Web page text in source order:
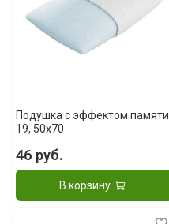
Подушка с эффектом памяти
19, 50x70
46 руб.
В корзину